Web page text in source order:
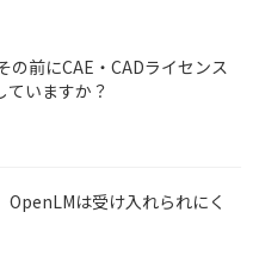
の前にCAE・CADライセンス
ていますか？
は受け入れられにく